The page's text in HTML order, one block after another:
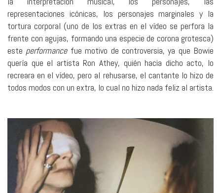
representaciones icónicas, los personajes marginales y la
tortura corporal (uno de los extras en el vídeo se perfora la
frente con agujas, formando una especie de corona grotesca)
este performancefue motivo de controversia, ya que Bowie
quería que el artista Ron Athey, quién hacia dicho acto, lo
recreara en el vídeo, pero al rehusarse, el cantante lo hizo de
todos modos con un extra, lo cual no hizo nada feliz al artista.